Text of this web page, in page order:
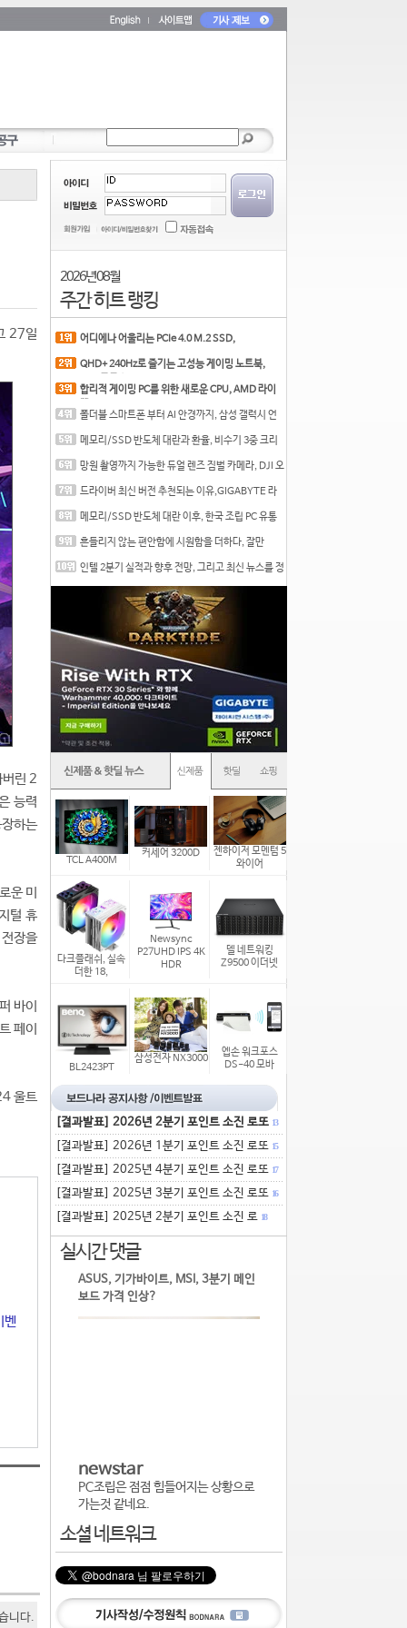
27일
버린 2
능력
하는
운 미
털 휴
장을
바이
페이
울트
벤
니다.
2026년 08월
주간 히트 랭킹
어디에나 어울리는 PCIe 4.0 M.2 SSD,
QHD+ 240Hz로 즐기는 고성능 게이밍 노트북,
합리적 게이밍 PC를 위한 새로운 CPU, AMD 라이
폴더블 스마트폰 부터 AI 안경까지, 삼성 갤럭시 언
메모리/SSD 반도체 대란과 환율, 비수기 3중 크리
망원 촬영까지 가능한 듀얼 렌즈 짐벌 카메라, DJI 오
드라이버 최신 버전 추천되는 이유,GIGABYTE 라
메모리/SSD 반도체 대란 이후, 한국 조립 PC 유통
흔들리지 않는 편안함에 시원함을 더하다, 잘만
인텔 2분기 실적과 향후 전망, 그리고 최신 뉴스를 정
TCL A400M
커세어 3200D
젠하이저 모멘텀 5
와이어
다크플래쉬, 실속
더한 18,
Newsync
P27UHD IPS 4K
HDR
델 네트워킹
Z9500 이더넷
BL2423PT
삼성전자 NX3000
엡손 워크포스
DS-40 모바
[결과발표] 2026년 2분기 포인트 소진 로또 13
[결과발표] 2026년 1분기 포인트 소진 로또 15
[결과발표] 2025년 4분기 포인트 소진 로또 17
[결과발표] 2025년 3분기 포인트 소진 로또 16
[결과발표] 2025년 2분기 포인트 소진 로 18
실시간 댓글
ASUS, 기가바이트, MSI, 3분기 메인
보드 가격 인상?
newstar
PC조립은 점점 힘들어지는 상황으로
가는것 같네요.
소셜 네트워크